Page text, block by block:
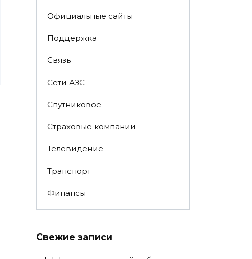
Официальные сайты
Поддержка
Связь
Сети АЗС
Спутниковое
Страховые компании
Телевидение
Транспорт
Финансы
Свежие записи